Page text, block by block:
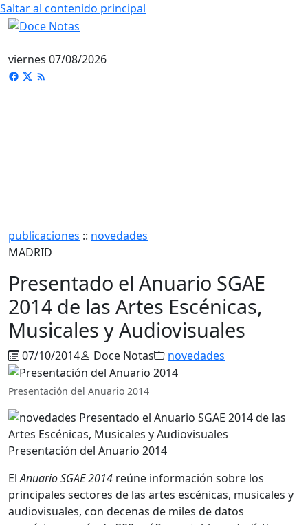
Saltar al contenido principal
viernes 07/08/2026
publicaciones :: novedades
MADRID
Presentado el Anuario SGAE
2014 de las Artes Escénicas,
Musicales y Audiovisuales
07/10/2014 Doce Notas novedades
Presentación del Anuario 2014
Presentación del Anuario 2014
ElAnuario SGAE 2014 reúne información sobre los
principales sectores de las artes escénicas, musicales y
audiovisuales, con decenas de miles de datos